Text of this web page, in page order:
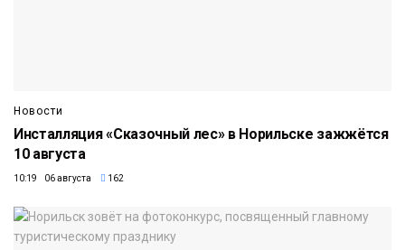
Новости
Инсталляция «Сказочный лес» в Норильске зажжётся
10 августа
10:19 06 августа 162